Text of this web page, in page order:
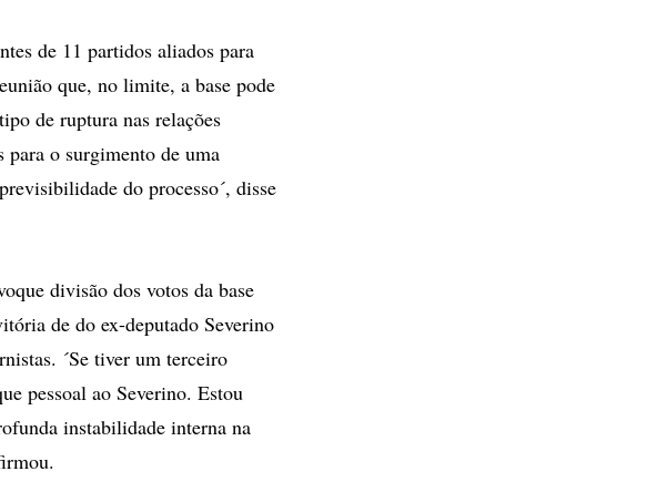
de 11 partidos aliados para
que, no limite, a base pode
de ruptura nas relações
para o surgimento de uma
do processo´, disse
divisão dos votos da base
de do ex-deputado Severino
´Se tiver um terceiro
pessoal ao Severino. Estou
instabilidade interna na